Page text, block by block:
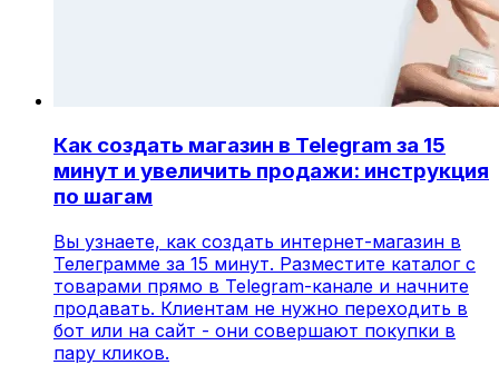
Как создать магазин в Telegram за 15
минут и увеличить продажи: инструкция
по шагам
Вы узнаете, как создать интернет-магазин в
Телеграмме за 15 минут. Разместите каталог с
товарами прямо в Telegram-канале и начните
продавать. Клиентам не нужно переходить в
бот или на сайт - они совершают покупки в
пару кликов.